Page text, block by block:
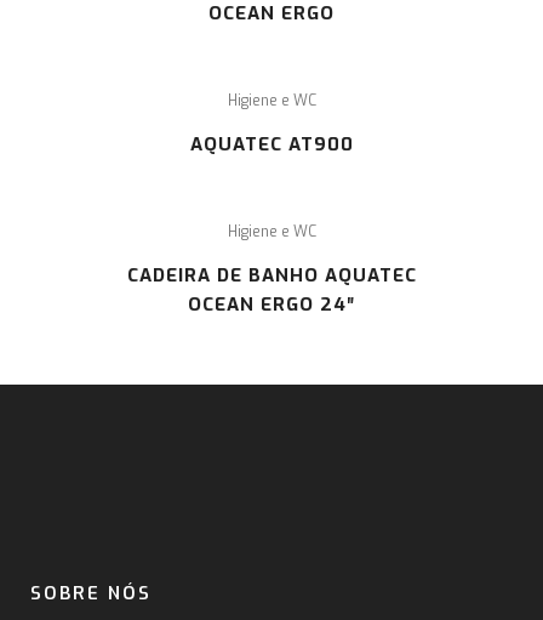
OCEAN ERGO
Higiene e WC
AQUATEC AT900
Higiene e WC
CADEIRA DE BANHO AQUATEC
OCEAN ERGO 24″
SOBRE NÓS